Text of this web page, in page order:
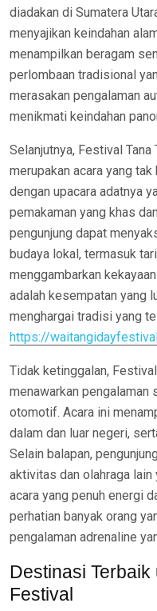
diadakan di Sumatera
menyajikan keindahan
menampilkan beragam
perlombaan tradisional
merasakan pengalaman
menikmati keindahan
Selanjutnya, Festival
merupakan acara yang
dengan upacara adatnya
pemakaman yang khas
pengunjung dapat
budaya lokal, termasuk
menggambarkan
adalah kesempatan yang
menghargai tradisi yang
https://
Tidak ketinggalan,
menawarkan pengalaman
otomotif. Acara ini
dalam dan luar negeri,
Selain balapan,
aktivitas dan olahraga lain
acara yang penuh energi
perhatian banyak orang
pengalaman adrenaline
Destinasi
Festival